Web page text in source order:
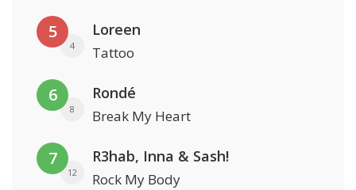
5
4
Loreen
Tattoo
6
8
Rondé
Break My Heart
7
12
R3hab, Inna & Sash!
Rock My Body